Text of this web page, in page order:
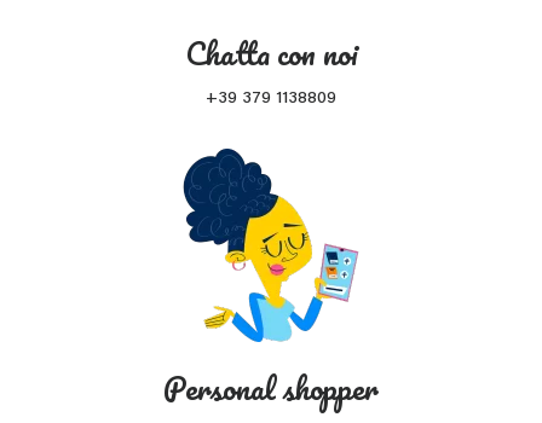
Chatta con noi
+39 379 1138809
Personal shopper